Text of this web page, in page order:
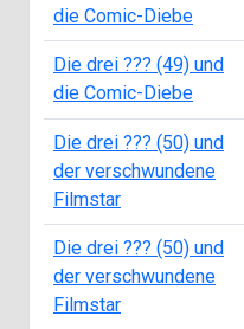
die Comic-Diebe
Die drei ??? (49) und
die Comic-Diebe
Die drei ??? (50) und
der verschwundene
Filmstar
Die drei ??? (50) und
der verschwundene
Filmstar